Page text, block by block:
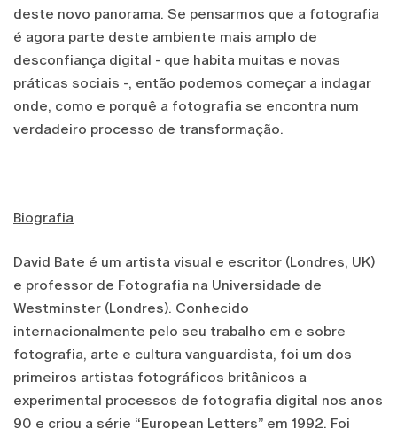
deste novo panorama. Se pensarmos que a fotografia
é agora parte deste ambiente mais amplo de
desconfiança digital - que habita muitas e novas
práticas sociais -, então podemos começar a indagar
onde, como e porquê a fotografia se encontra num
verdadeiro processo de transformação.
Biografia
David Bate é um artista visual e escritor (Londres, UK)
e professor de Fotografia na Universidade de
Westminster (Londres). Conhecido
internacionalmente pelo seu trabalho em e sobre
fotografia, arte e cultura vanguardista, foi um dos
primeiros artistas fotográficos britânicos a
experimental processos de fotografia digital nos anos
90 e criou a série “European Letters” em 1992. Foi